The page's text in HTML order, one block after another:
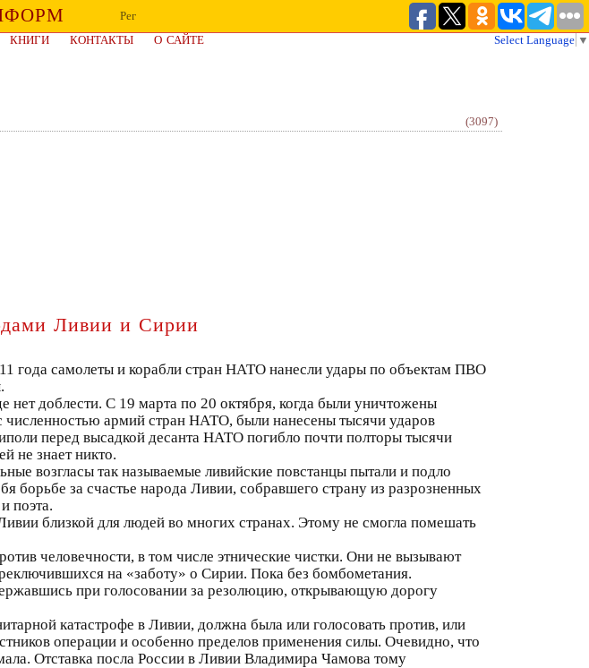
Рег
КНИГИ КОНТАКТЫ О САЙТЕ Select Language ▼
(3097)
Ливии и Сирии
года самолеты и корабли стран НАТО нанесли удары по объектам ПВО
доблести. С 19 марта по 20 октября, когда были уничтожены
численностью армий стран НАТО, были нанесены тысячи ударов
перед высадкой десанта НАТО погибло почти полторы тысячи
не знает никто.
возгласы так называемые ливийские повстанцы пытали и подло
за счастье народа Ливии, собравшего страну из разрозненных
поэта.
близкой для людей во многих странах. Этому не смогла помешать
человечности, в том числе этнические чистки. Они не вызывают
на «заботу» о Сирии. Пока без бомбометания.
при голосовании за резолюцию, открывающую дорогу
катастрофе в Ливии, должна была или голосовать против, или
операции и особенно пределов применения силы. Очевидно, что
Отставка посла России в Ливии Владимира Чамова тому